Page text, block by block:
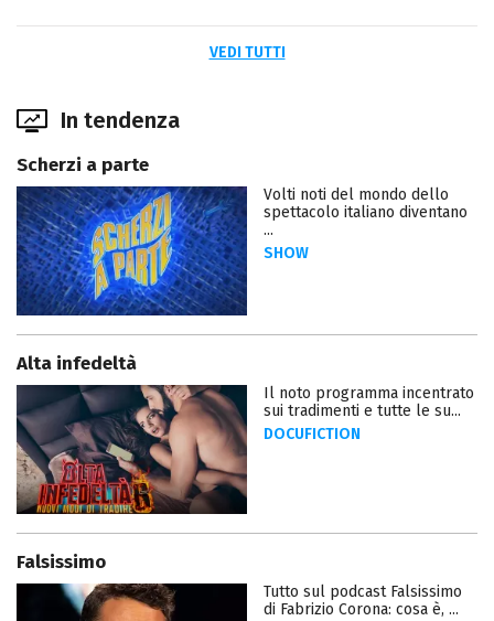
VEDI TUTTI
In tendenza
Scherzi a parte
Volti noti del mondo dello
spettacolo italiano diventano
...
SHOW
Alta infedeltà
Il noto programma incentrato
sui tradimenti e tutte le su...
DOCUFICTION
Falsissimo
Tutto sul podcast Falsissimo
di Fabrizio Corona: cosa è, ...